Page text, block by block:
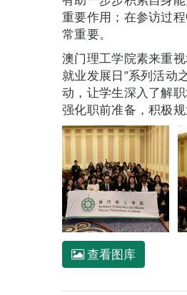
重要作用；在参访过
常重要。
澳门理工学院素来重
就业发展日”系列活动
动，让学生深入了解
强化职前准备，积极
查看图库